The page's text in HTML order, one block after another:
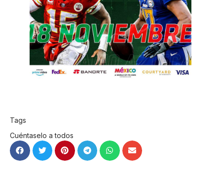
Tags
Cuéntaselo a todos